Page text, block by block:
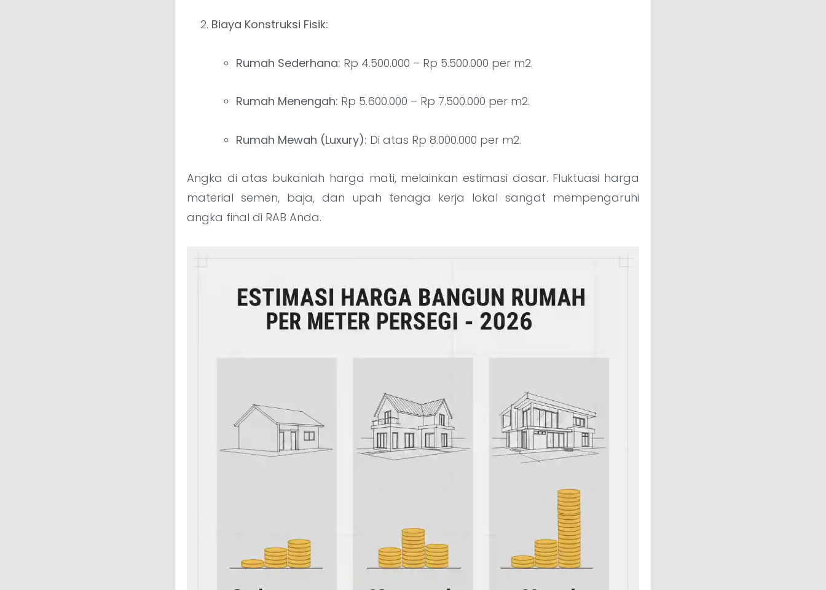
Biaya Konstruksi Fisik:
Rumah Sederhana: Rp 4.500.000 – Rp 5.500.000 per m2.
Rumah Menengah: Rp 5.600.000 – Rp 7.500.000 per m2.
Rumah Mewah (Luxury): Di atas Rp 8.000.000 per m2.
Angka di atas bukanlah harga mati, melainkan estimasi dasar. Fluktuasi harga
material semen, baja, dan upah tenaga kerja lokal sangat mempengaruhi
angka final di RAB Anda.